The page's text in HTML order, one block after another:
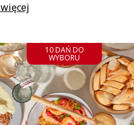
10 DAŃ DO
WYBORU